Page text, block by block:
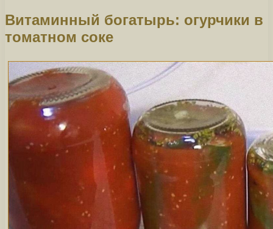
Витаминный богатырь: огурчики в
томатном соке